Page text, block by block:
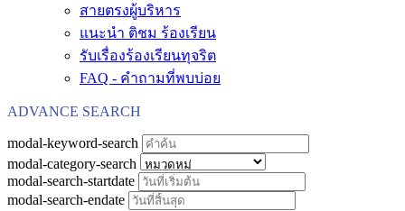
สายตรงผู้บริหาร
แนะนำ ติชม ร้องเรียน
รับเรื่องร้องเรียนทุจริต
FAQ - คำถามที่พบบ่อย
ADVANCE SEARCH
modal-keyword-search
modal-category-search
modal-search-startdate
modal-search-endate